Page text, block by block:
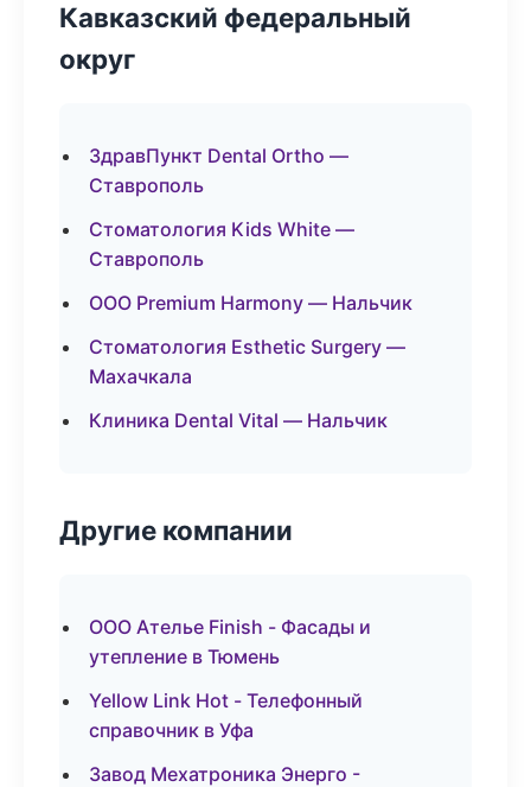
Кавказский федеральный
округ
ЗдравПункт Dental Ortho —
Ставрополь
Стоматология Kids White —
Ставрополь
ООО Premium Harmony — Нальчик
Стоматология Esthetic Surgery —
Махачкала
Клиника Dental Vital — Нальчик
Другие компании
ООО Ателье Finish - Фасады и
утепление в Тюмень
Yellow Link Hot - Телефонный
справочник в Уфа
Завод Мехатроника Энерго -